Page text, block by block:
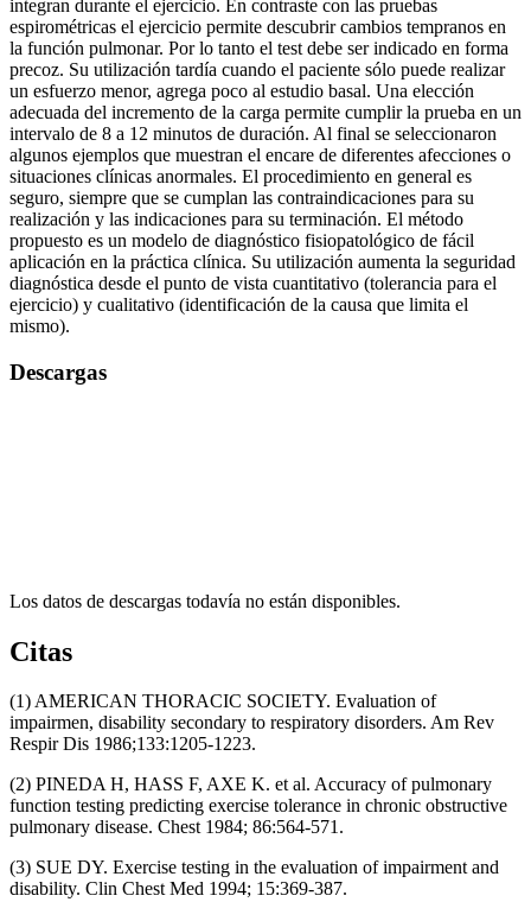
integran durante el ejercicio. En contraste con las pruebas
espirométricas el ejercicio permite descubrir cambios tempranos en
la función pulmonar. Por lo tanto el test debe ser indicado en forma
precoz. Su utilización tardía cuando el paciente sólo puede realizar
un esfuerzo menor, agrega poco al estudio basal. Una elección
adecuada del incremento de la carga permite cumplir la prueba en un
intervalo de 8 a 12 minutos de duración. Al final se seleccionaron
algunos ejemplos que muestran el encare de diferentes afecciones o
situaciones clínicas anormales. El procedimiento en general es
seguro, siempre que se cumplan las contraindicaciones para su
realización y las indicaciones para su terminación. El método
propuesto es un modelo de diagnóstico fisiopatológico de fácil
aplicación en la práctica clínica. Su utilización aumenta la seguridad
diagnóstica desde el punto de vista cuantitativo (tolerancia para el
ejercicio) y cualitativo (identificación de la causa que limita el
mismo).
Descargas
Los datos de descargas todavía no están disponibles.
Citas
(1) AMERICAN THORACIC SOCIETY. Evaluation of
impairmen, disability secondary to respiratory disorders. Am Rev
Respir Dis 1986;133:1205-1223.
(2) PINEDA H, HASS F, AXE K. et al. Accuracy of pulmonary
function testing predicting exercise tolerance in chronic obstructive
pulmonary disease. Chest 1984; 86:564-571.
(3) SUE DY. Exercise testing in the evaluation of impairment and
disability. Clin Chest Med 1994; 15:369-387.